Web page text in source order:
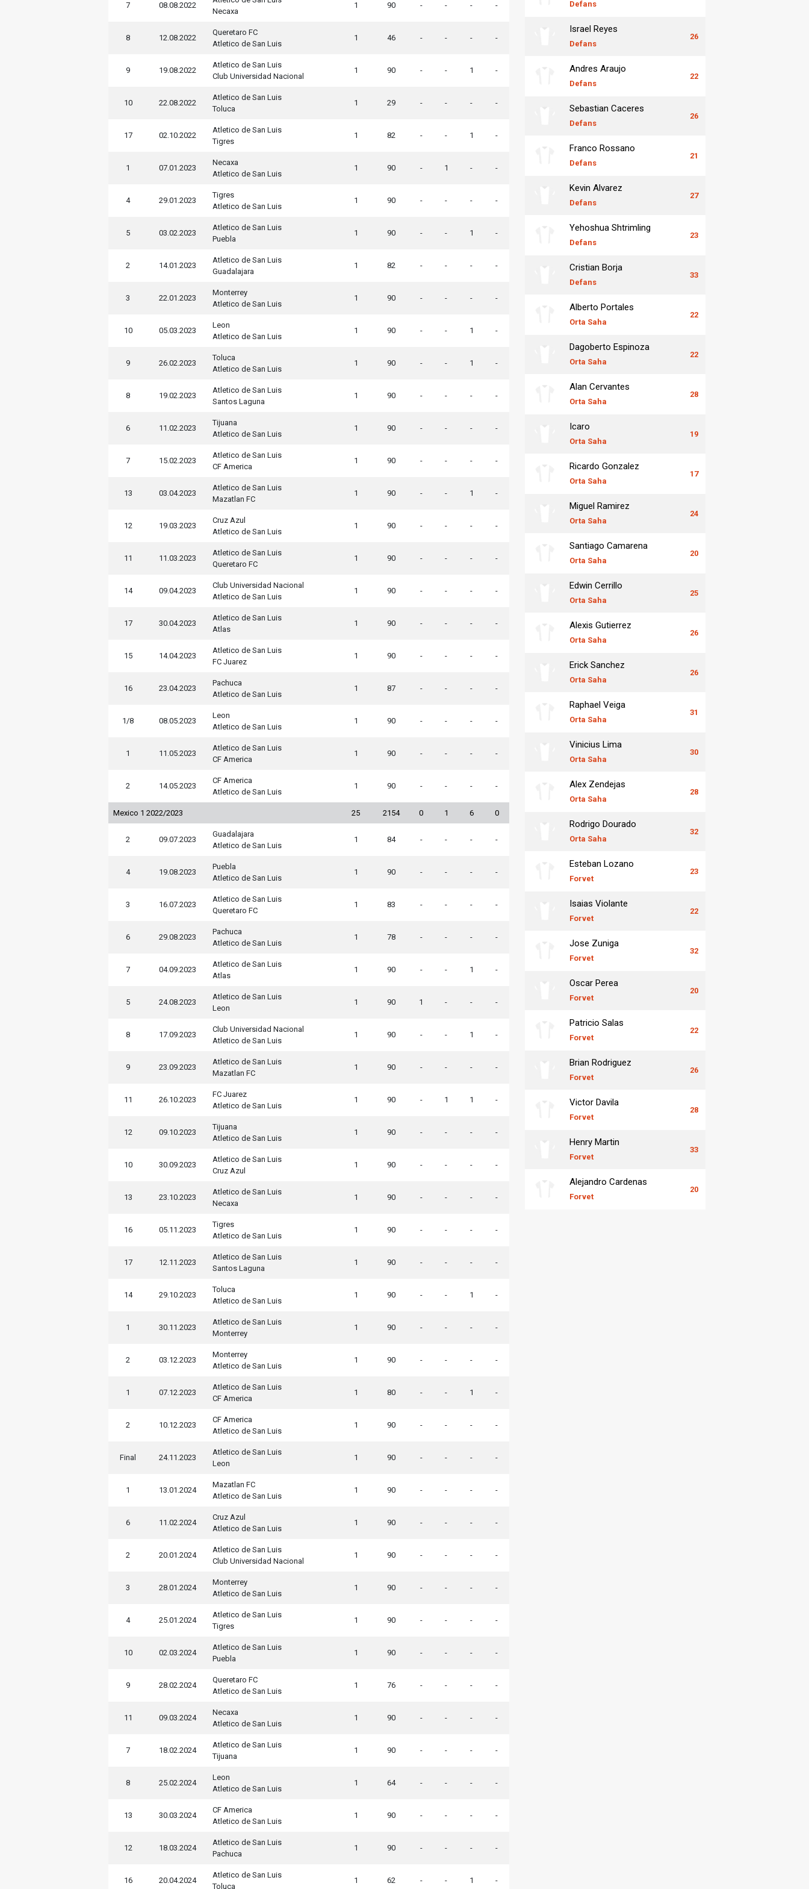
7 08.08.2022
Necaxa
1 90 - - - -
8 12.08.2022
Queretaro FC
Atletico de San Luis
1 46 - - - -
9 19.08.2022
Atletico de San Luis
Club Universidad Nacional
1 90 - - 1 -
10 22.08.2022
Atletico de San Luis
Toluca
1 29 - - - -
17 02.10.2022
Atletico de San Luis
Tigres
1 82 - - 1 -
1 07.01.2023
Necaxa
Atletico de San Luis
1 90 - 1 - -
4 29.01.2023
Tigres
Atletico de San Luis
1 90 - - - -
5 03.02.2023
Atletico de San Luis
Puebla
1 90 - - 1 -
2 14.01.2023
Atletico de San Luis
Guadalajara
1 82 - - - -
3 22.01.2023
Monterrey
Atletico de San Luis
1 90 - - - -
10 05.03.2023
Leon
Atletico de San Luis
1 90 - - 1 -
9 26.02.2023
Toluca
Atletico de San Luis
1 90 - - 1 -
8 19.02.2023
Atletico de San Luis
Santos Laguna
1 90 - - - -
6 11.02.2023
Tijuana
Atletico de San Luis
1 90 - - - -
7 15.02.2023
Atletico de San Luis
CF America
1 90 - - - -
13 03.04.2023
Atletico de San Luis
Mazatlan FC
1 90 - - 1 -
12 19.03.2023
Cruz Azul
Atletico de San Luis
1 90 - - - -
11 11.03.2023
Atletico de San Luis
Queretaro FC
1 90 - - - -
14 09.04.2023
Club Universidad Nacional
Atletico de San Luis
1 90 - - - -
17 30.04.2023
Atletico de San Luis
Atlas
1 90 - - - -
15 14.04.2023
Atletico de San Luis
FC Juarez
1 90 - - - -
16 23.04.2023
Pachuca
Atletico de San Luis
1 87 - - - -
1/8 08.05.2023
Leon
Atletico de San Luis
1 90 - - - -
1 11.05.2023
Atletico de San Luis
CF America
1 90 - - - -
2 14.05.2023
CF America
Atletico de San Luis
1 90 - - - -
Mexico 1 2022/2023 25 2154 0 1 6 0
2 09.07.2023
Guadalajara
Atletico de San Luis
1 84 - - - -
4 19.08.2023
Puebla
Atletico de San Luis
1 90 - - - -
3 16.07.2023
Atletico de San Luis
Queretaro FC
1 83 - - - -
6 29.08.2023
Pachuca
Atletico de San Luis
1 78 - - - -
7 04.09.2023
Atletico de San Luis
Atlas
1 90 - - 1 -
5 24.08.2023
Atletico de San Luis
Leon
1 90 1 - - -
8 17.09.2023
Club Universidad Nacional
Atletico de San Luis
1 90 - - 1 -
9 23.09.2023
Atletico de San Luis
Mazatlan FC
1 90 - - - -
11 26.10.2023
FC Juarez
Atletico de San Luis
1 90 - 1 1 -
12 09.10.2023
Tijuana
Atletico de San Luis
1 90 - - - -
10 30.09.2023
Atletico de San Luis
Cruz Azul
1 90 - - - -
13 23.10.2023
Atletico de San Luis
Necaxa
1 90 - - - -
16 05.11.2023
Tigres
Atletico de San Luis
1 90 - - - -
17 12.11.2023
Atletico de San Luis
Santos Laguna
1 90 - - - -
14 29.10.2023
Toluca
Atletico de San Luis
1 90 - - 1 -
1 30.11.2023
Atletico de San Luis
Monterrey
1 90 - - - -
2 03.12.2023
Monterrey
Atletico de San Luis
1 90 - - - -
1 07.12.2023
Atletico de San Luis
CF America
1 80 - - 1 -
2 10.12.2023
CF America
Atletico de San Luis
1 90 - - - -
Final 24.11.2023
Atletico de San Luis
Leon
1 90 - - - -
1 13.01.2024
Mazatlan FC
Atletico de San Luis
1 90 - - - -
6 11.02.2024
Cruz Azul
Atletico de San Luis
1 90 - - - -
2 20.01.2024
Atletico de San Luis
Club Universidad Nacional
1 90 - - - -
3 28.01.2024
Monterrey
Atletico de San Luis
1 90 - - - -
4 25.01.2024
Atletico de San Luis
Tigres
1 90 - - - -
10 02.03.2024
Atletico de San Luis
Puebla
1 90 - - - -
9 28.02.2024
Queretaro FC
Atletico de San Luis
1 76 - - - -
11 09.03.2024
Necaxa
Atletico de San Luis
1 90 - - - -
7 18.02.2024
Atletico de San Luis
Tijuana
1 90 - - - -
8 25.02.2024
Leon
Atletico de San Luis
1 64 - - - -
13 30.03.2024
CF America
Atletico de San Luis
1 90 - - - -
12 18.03.2024
Atletico de San Luis
Pachuca
1 90 - - - -
16 20.04.2024
Atletico de San Luis
Toluca
1 62 - - 1 -
Defans
Israel Reyes
Defans
26
Andres Araujo
Defans
22
Sebastian Caceres
Defans
26
Franco Rossano
Defans
21
Kevin Alvarez
Defans
27
Yehoshua Shtrimling
Defans
23
Cristian Borja
Defans
33
Alberto Portales
Orta Saha
22
Dagoberto Espinoza
Orta Saha
22
Alan Cervantes
Orta Saha
28
Icaro
Orta Saha
19
Ricardo Gonzalez
Orta Saha
17
Miguel Ramirez
Orta Saha
24
Santiago Camarena
Orta Saha
20
Edwin Cerrillo
Orta Saha
25
Alexis Gutierrez
Orta Saha
26
Erick Sanchez
Orta Saha
26
Raphael Veiga
Orta Saha
31
Vinicius Lima
Orta Saha
30
Alex Zendejas
Orta Saha
28
Rodrigo Dourado
Orta Saha
32
Esteban Lozano
Forvet
23
Isaias Violante
Forvet
22
Jose Zuniga
Forvet
32
Oscar Perea
Forvet
20
Patricio Salas
Forvet
22
Brian Rodriguez
Forvet
26
Victor Davila
Forvet
28
Henry Martin
Forvet
33
Alejandro Cardenas
Forvet
20